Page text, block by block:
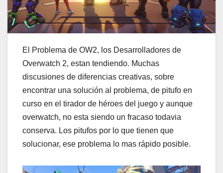
El Problema de OW2, los Desarrolladores de
Overwatch 2, estan tendiendo. Muchas
discusiones de diferencias creativas, sobre
encontrar una solución al problema, de pitufo en
curso en el tirador de héroes del juego y aunque
overwatch, no esta siendo un fracaso todavia
conserva. Los pitufos por lo que tienen que
solucionar, ese problema lo mas rápido posible.